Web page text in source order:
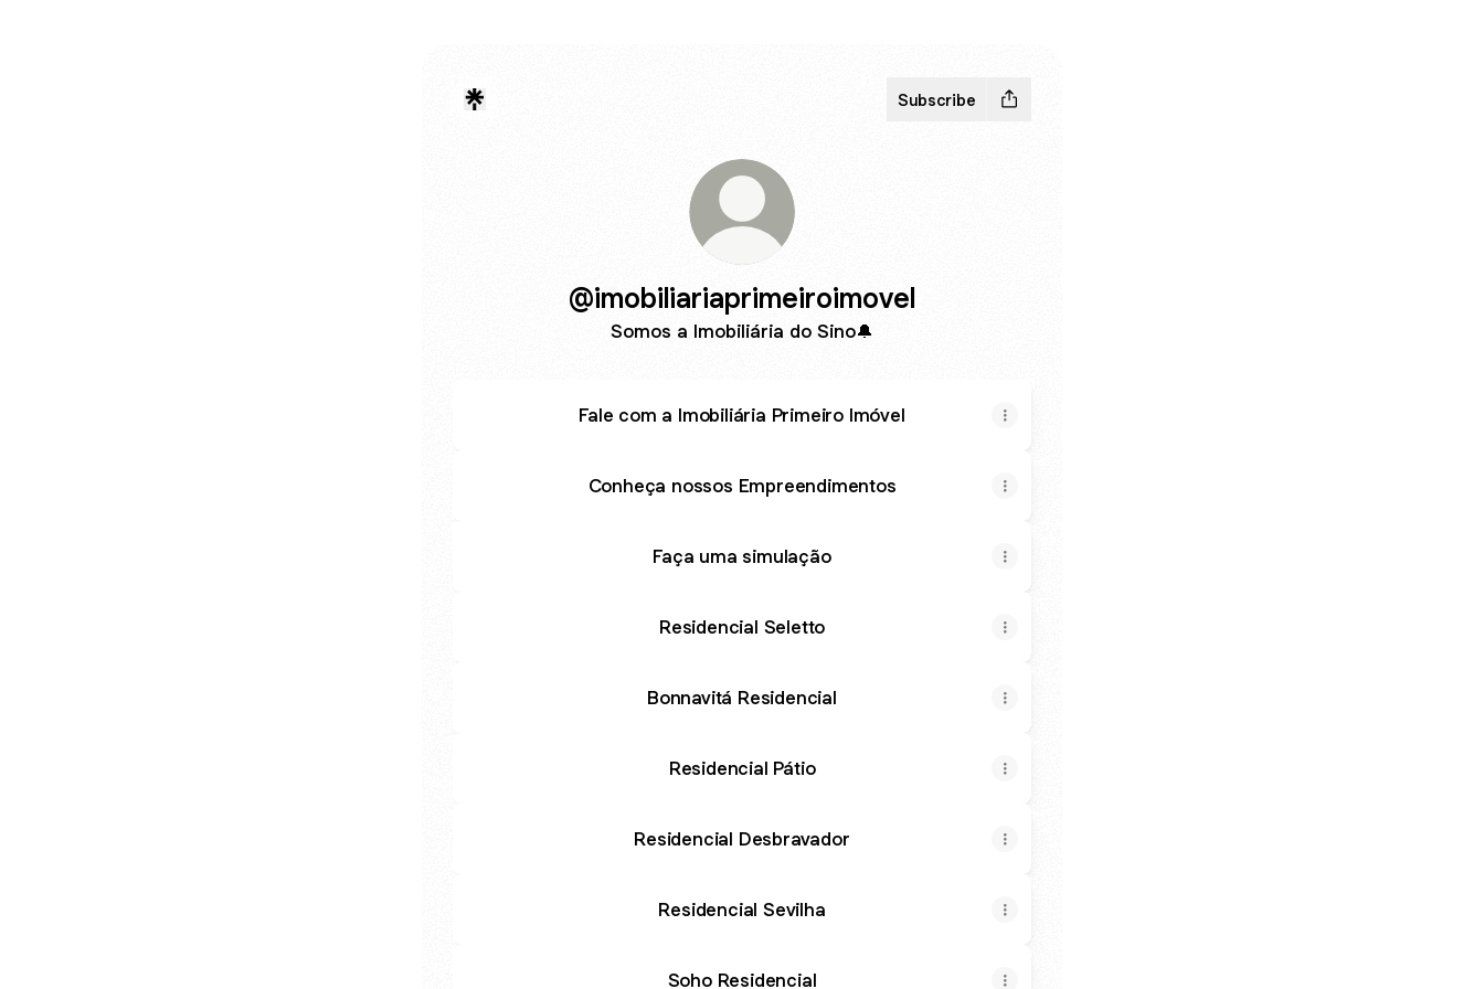
Subscribe
@imobiliariaprimeiroimovel
Somos a Imobiliária do Sino🔔
Fale com a Imobiliária Primeiro Imóvel
Conheça nossos Empreendimentos
Faça uma simulação
Residencial Seletto
Bonnavitá Residencial
Residencial Pátio
Residencial Desbravador
Residencial Sevilha
Soho Residencial